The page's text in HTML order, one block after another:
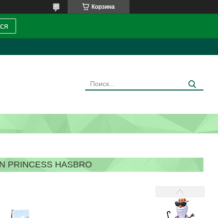
Корзина
HASBRO